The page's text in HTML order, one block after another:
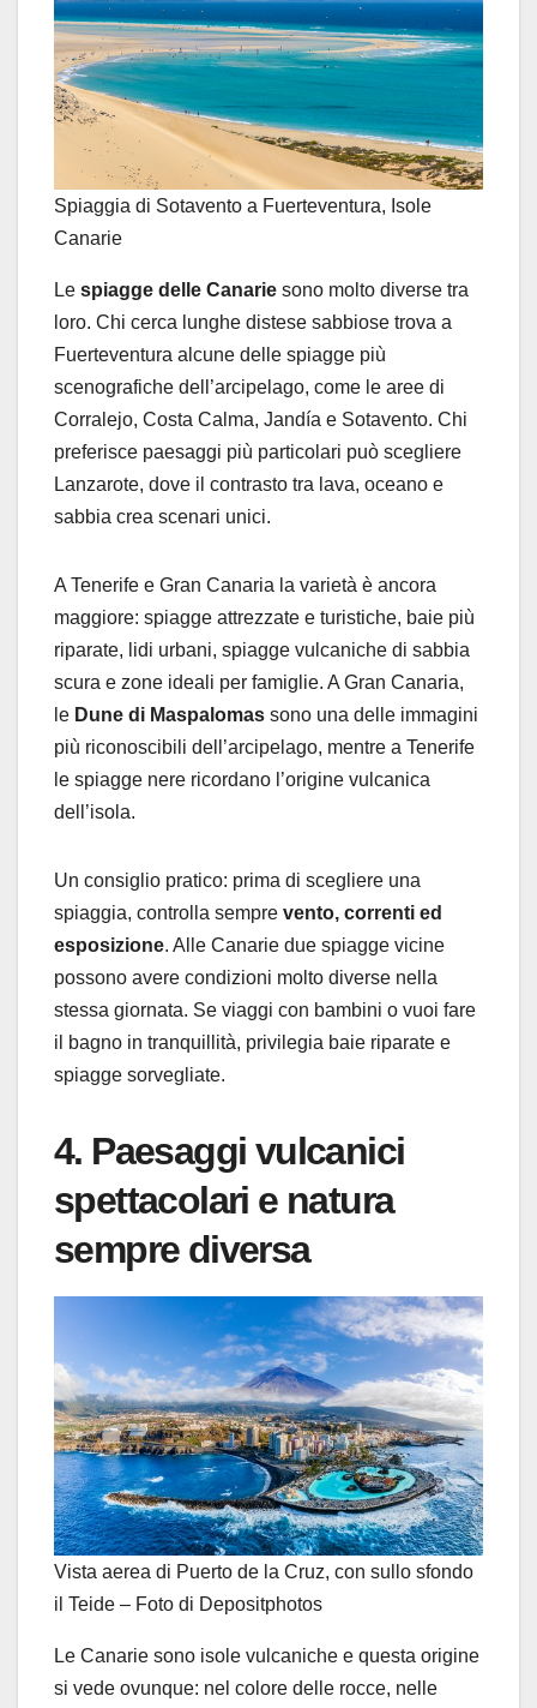
Spiaggia di Sotavento a Fuerteventura, Isole
Canarie
Le spiagge delle Canarie sono molto diverse tra
loro. Chi cerca lunghe distese sabbiose trova a
Fuerteventura alcune delle spiagge più
scenografiche dell’arcipelago, come le aree di
Corralejo, Costa Calma, Jandía e Sotavento. Chi
preferisce paesaggi più particolari può scegliere
Lanzarote, dove il contrasto tra lava, oceano e
sabbia crea scenari unici.
A Tenerife e Gran Canaria la varietà è ancora
maggiore: spiagge attrezzate e turistiche, baie più
riparate, lidi urbani, spiagge vulcaniche di sabbia
scura e zone ideali per famiglie. A Gran Canaria,
le Dune di Maspalomas sono una delle immagini
più riconoscibili dell’arcipelago, mentre a Tenerife
le spiagge nere ricordano l’origine vulcanica
dell’isola.
Un consiglio pratico: prima di scegliere una
spiaggia, controlla sempre vento, correnti ed
esposizione. Alle Canarie due spiagge vicine
possono avere condizioni molto diverse nella
stessa giornata. Se viaggi con bambini o vuoi fare
il bagno in tranquillità, privilegia baie riparate e
spiagge sorvegliate.
4. Paesaggi vulcanici
spettacolari e natura
sempre diversa
Vista aerea di Puerto de la Cruz, con sullo sfondo
il Teide – Foto di Depositphotos
Le Canarie sono isole vulcaniche e questa origine
si vede ovunque: nel colore delle rocce, nelle